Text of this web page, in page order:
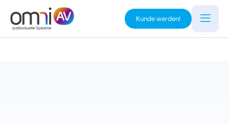
Kunde werden!